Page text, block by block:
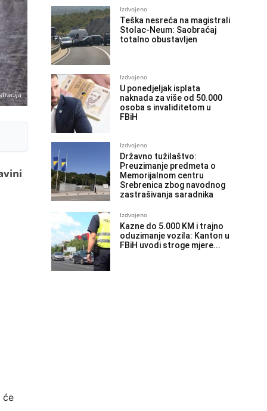
će
Izdvojeno
Teška nesreća na magistrali
Stolac-Neum: Saobraćaj
totalno obustavljen
Izdvojeno
U ponedjeljak isplata
naknada za više od 50.000
osoba s invaliditetom u
FBiH
Izdvojeno
Državno tužilaštvo:
Preuzimanje predmeta o
Memorijalnom centru
Srebrenica zbog navodnog
zastrašivanja saradnika
Izdvojeno
Kazne do 5.000 KM i trajno
oduzimanje vozila: Kanton u
FBiH uvodi stroge mjere...